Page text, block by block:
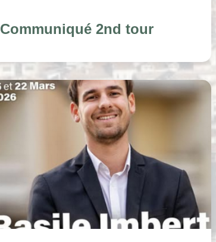
Communiqué 2nd tour